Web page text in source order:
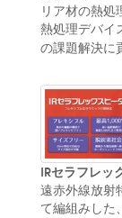
リア材の熱処
熱処理デバイ
の課題解決に
IRセラフレッ
遠赤外線放射
て編組みした